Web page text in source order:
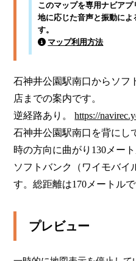
このマップを専用ナビアプ
地に応じた音声と振動に
す。
マップ利用方法
石神井公園駅南口からソフ
店までの案内です。
逆経路あり。 https://
石神井公園駅南口を背にし
時の方向に曲がり130メー
ソフトバンク（ワイモバイ
す。総距離は170メートルで
プレビュー